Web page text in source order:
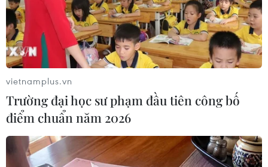
TIN LIÊN QUAN
vietnamplus.vn
Trường đại học sư phạm đầu tiên công bố
điểm chuẩn năm 2026